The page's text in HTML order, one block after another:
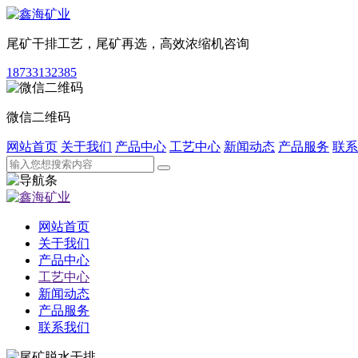
尾矿干排工艺，尾矿再选，高效浓缩机咨询
18733132385
微信二维码
网站首页 关于我们 产品中心 工艺中心 新闻动态 产品服务 联
网站首页
关于我们
产品中心
工艺中心
新闻动态
产品服务
联系我们